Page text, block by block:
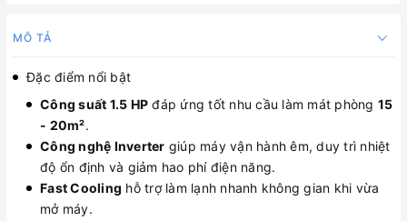
MÔ TẢ
Đặc điểm nổi bật
Công suất 1.5 HP đáp ứng tốt nhu cầu làm mát phòng 15
- 20m².
Công nghệ Inverter giúp máy vận hành êm, duy trì nhiệt
độ ổn định và giảm hao phí điện năng.
Fast Cooling hỗ trợ làm lạnh nhanh không gian khi vừa
mở máy.